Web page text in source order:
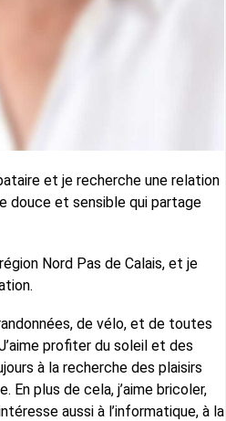
et je recherche une relation
douce et sensible qui partage
Nord Pas de Calais, et je
de vélo, et de toutes
profiter du soleil et des
à la recherche des plaisirs
En plus de cela, j’aime bricoler,
aussi à l’informatique, à la